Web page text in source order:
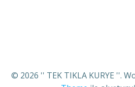
© 2026 '' TEK TIKLA KURYE ''.